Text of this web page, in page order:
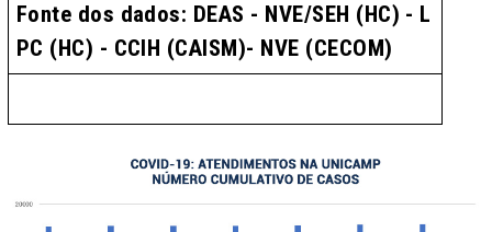
Fonte dos dados: DEAS - NVE/SEH (HC) - L
PC (HC) - CCIH (CAISM)- NVE (CECOM)